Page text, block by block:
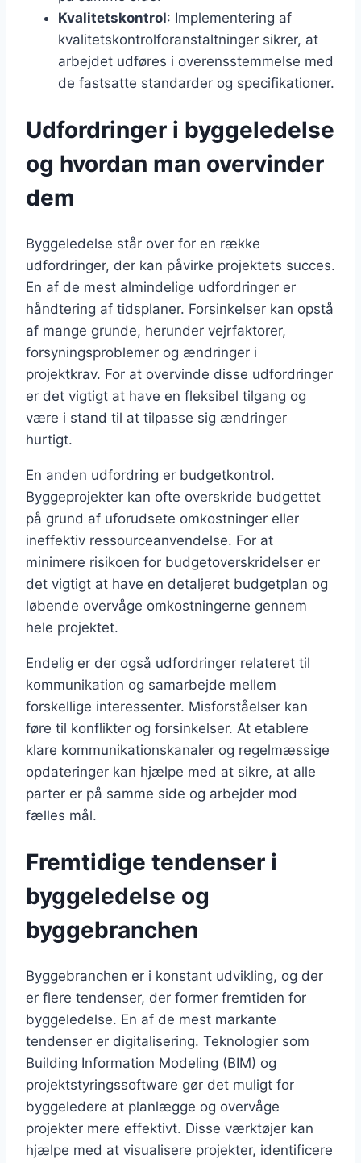
Kvalitetskontrol: Implementering af
kvalitetskontrolforanstaltninger sikrer, at
arbejdet udføres i overensstemmelse med
de fastsatte standarder og specifikationer.
Udfordringer i byggeledelse
og hvordan man overvinder
dem
Byggeledelse står over for en række
udfordringer, der kan påvirke projektets succes.
En af de mest almindelige udfordringer er
håndtering af tidsplaner. Forsinkelser kan opstå
af mange grunde, herunder vejrfaktorer,
forsyningsproblemer og ændringer i
projektkrav. For at overvinde disse udfordringer
er det vigtigt at have en fleksibel tilgang og
være i stand til at tilpasse sig ændringer
hurtigt.
En anden udfordring er budgetkontrol.
Byggeprojekter kan ofte overskride budgettet
på grund af uforudsete omkostninger eller
ineffektiv ressourceanvendelse. For at
minimere risikoen for budgetoverskridelser er
det vigtigt at have en detaljeret budgetplan og
løbende overvåge omkostningerne gennem
hele projektet.
Endelig er der også udfordringer relateret til
kommunikation og samarbejde mellem
forskellige interessenter. Misforståelser kan
føre til konflikter og forsinkelser. At etablere
klare kommunikationskanaler og regelmæssige
opdateringer kan hjælpe med at sikre, at alle
parter er på samme side og arbejder mod
fælles mål.
Fremtidige tendenser i
byggeledelse og
byggebranchen
Byggebranchen er i konstant udvikling, og der
er flere tendenser, der former fremtiden for
byggeledelse. En af de mest markante
tendenser er digitalisering. Teknologier som
Building Information Modeling (BIM) og
projektstyringssoftware gør det muligt for
byggeledere at planlægge og overvåge
projekter mere effektivt. Disse værktøjer kan
hjælpe med at visualisere projekter, identificere